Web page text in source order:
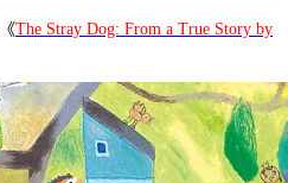
The Stray Dog: From a True Story by